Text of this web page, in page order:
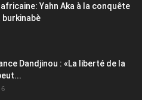
Yahn Aka à la conquête
Dandjinou : «La liberté de la